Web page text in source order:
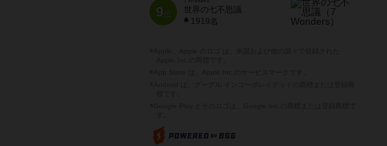
9位
世界の七不思議
1919名